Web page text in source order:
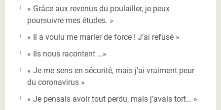
« Grâce aux revenus du poulailler, je peux
poursuivre mes études. »
« Il a voulu me marier de force ! J’ai refusé »
« Ils nous racontent …»
« Je me sens en sécurité, mais j’ai vraiment peur
du coronavirus »
« Je pensais avoir tout perdu, mais j’avais tort… »